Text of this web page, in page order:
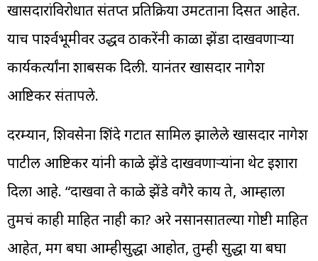
खासदारांविरोधात संतप्त प्रतिक्रिया उमटताना दिसत आहेत.
याच पार्श्वभूमीवर उद्धव ठाकरेंनी काळा झेंडा दाखवणाऱ्या
कार्यकर्त्यांना शाबसकी दिली. यानंतर खासदार नागेश
आष्टिकर संतापले.
दरम्यान, शिवसेना शिंदे गटात सामिल झालेले खासदार नागेश
पाटील आष्टिकर यांनी काळे झेंडे दाखवणाऱ्यांना थेट इशारा
दिला आहे. “दाखवा ते काळे झेंडे वगैरे काय ते, आम्हाला
तुमचं काही माहित नाही का? अरे नसानसातल्या गोष्टी माहित
आहेत, मग बघा आम्हीसुद्धा आहोत, तुम्ही सुद्धा या बघा